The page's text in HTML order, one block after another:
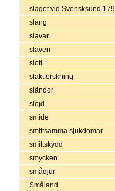
slaget vid Svensksund
slang
slavar
slaveri
slott
släktforskning
sländor
slöjd
smide
smittsamma sjukdomar
smittskydd
smycken
smådjur
Småland